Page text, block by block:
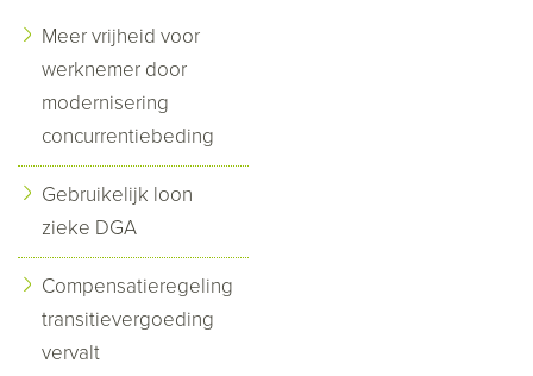
Meer vrijheid voor
werknemer door
modernisering
concurrentiebeding
Gebruikelijk loon
zieke DGA
Compensatieregeling
transitievergoeding
vervalt